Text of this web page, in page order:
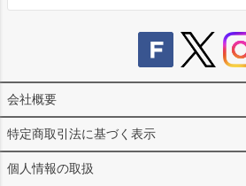
会社概要
特定商取引法に基づく表示
個人情報の取扱